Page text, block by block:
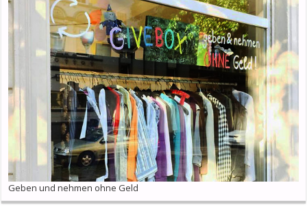
Geben und nehmen ohne Geld